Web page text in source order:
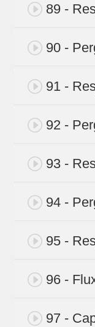
89 -
90 -
91 -
92 -
93 -
94 -
95 -
96 -
97 -